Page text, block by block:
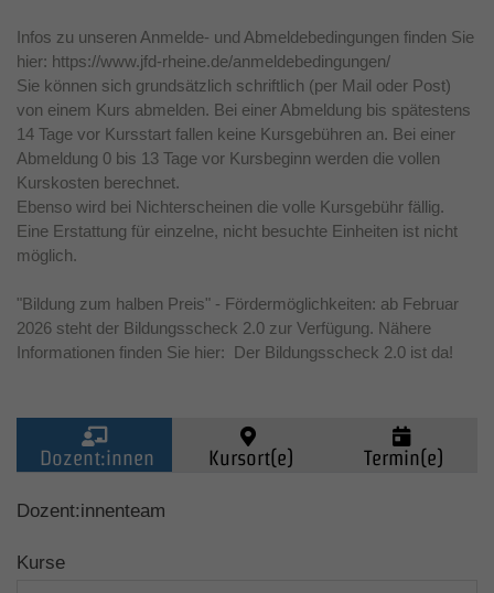
Infos zu unseren Anmelde- und Abmeldebedingungen finden Sie
hier: https://www.jfd-rheine.de/anmeldebedingungen/
Sie können sich grundsätzlich schriftlich (per Mail oder Post)
von einem Kurs abmelden. Bei einer Abmeldung bis spätestens
14 Tage vor Kursstart fallen keine Kursgebühren an. Bei einer
Abmeldung 0 bis 13 Tage vor Kursbeginn werden die vollen
Kurskosten berechnet.
Ebenso wird bei Nichterscheinen die volle Kursgebühr fällig.
Eine Erstattung für einzelne, nicht besuchte Einheiten ist nicht
möglich.
"Bildung zum halben Preis" - Fördermöglichkeiten: ab Februar
2026 steht der Bildungsscheck 2.0 zur Verfügung. Nähere
Informationen finden Sie hier: Der Bildungsscheck 2.0 ist da!
Dozent:innen Kursort(e) Termin(e)
Kinder (0-6)
Dozent:innenteam
Kurse